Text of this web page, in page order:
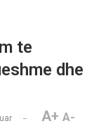
te
dhe
A+ A-